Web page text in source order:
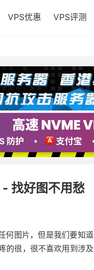
VPS优惠 VPS评测
找好图不用愁
何图片，但是我们要知道
的很，很不喜欢用到涉及